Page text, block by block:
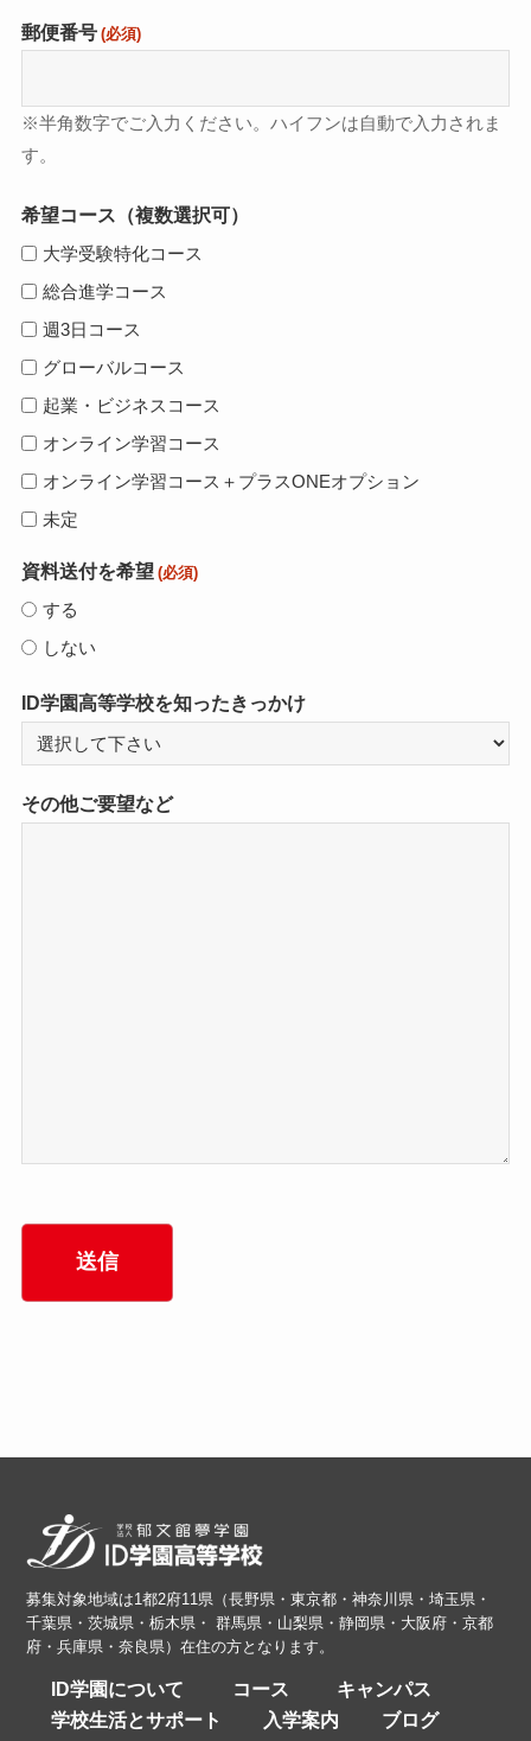
郵便番号 (必須)
※半角数字でご入力ください。ハイフンは自動で入力されま
す。
希望コース（複数選択可）
大学受験特化コース
総合進学コース
週3日コース
グローバルコース
起業・ビジネスコース
オンライン学習コース
オンライン学習コース＋プラスONEオプション
未定
資料送付を希望 (必須)
する
しない
ID学園高等学校を知ったきっかけ
その他ご要望など
募集対象地域は1都2府11県（長野県・東京都・神奈川県・埼玉県・
千葉県・茨城県・栃木県・ 群馬県・山梨県・静岡県・大阪府・京都
府・兵庫県・奈良県）在住の方となります。
ID学園について コース
キャンパス
学校生活とサポート
入学案内 ブログ